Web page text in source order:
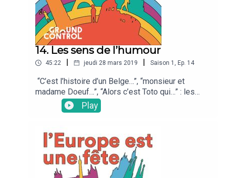
14. Les sens de l’humour
45:22 jeudi 28 mars 2019 Saison 1 , Ep. 14
“C’est l’histoire d’un Belge…”, “monsieur et
madame Doeuf…”, “Alors c’est Toto qui…” : les
français ont un humour bien à eux, mais quels
sont les sens de l’humour de nos voisins
(Irlande) et Dana (Ukraine). Une émission
présentée par Casimir Lissowski.
Play